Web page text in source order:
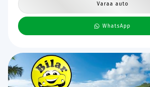
Varaa auto
WhatsApp